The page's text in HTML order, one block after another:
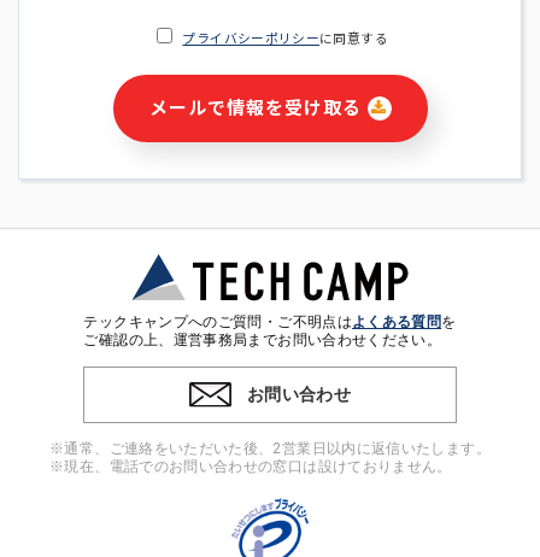
・ご請求された資料の送付のため
・本サービス及び本サービスに関連する情報(当社及び第三者の
サービス又は商品等の広告配信・宣伝を含みますが、それらに
・個人(法人の場合は担当者)を識別できない形式に加工した統
計情報の作成および利用
※上記の利用目的に基づいた本人への連絡及び配信について
4. 個人情報の第三者提供
ンをとるために、氏名等の一部の情報をサービス内で使用する
チャットツールで発信することにより、本サービスの他の利用
者等に提供することがあります。
プライバシーポリシーに同意する
メールで情報を受け取る
テックキャンプへのご質問・ご不明点はよくある質問を
ご確認の上、運営事務局までお問い合わせください。
お問い合わせ
※通常、ご連絡をいただいた後、2営業日以内に返信いたします。
※現在、電話でのお問い合わせの窓口は設けておりません。